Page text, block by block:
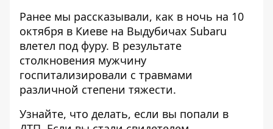
Ранее мы рассказывали, как в ночь на 10
октября в Киеве на Выдубичах Subaru
влетел под фуру. В результате
столкновения мужчину
госпитализировали с травмами
различной степени тяжести.
Узнайте, что делать, если вы попали в